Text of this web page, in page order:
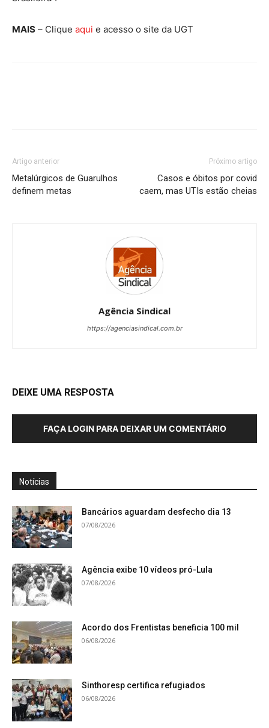
MAIS – Clique aqui e acesso o site da UGT
Artigo anterior
Metalúrgicos de Guarulhos
definem metas
Próximo artigo
Casos e óbitos por covid
caem, mas UTIs estão cheias
Agência Sindical
https://agenciasindical.com.br
DEIXE UMA RESPOSTA
FAÇA LOGIN PARA DEIXAR UM COMENTÁRIO
Notícias
Bancários aguardam desfecho dia 13
07/08/2026
Agência exibe 10 vídeos pró-Lula
07/08/2026
Acordo dos Frentistas beneficia 100 mil
06/08/2026
Sinthoresp certifica refugiados
06/08/2026